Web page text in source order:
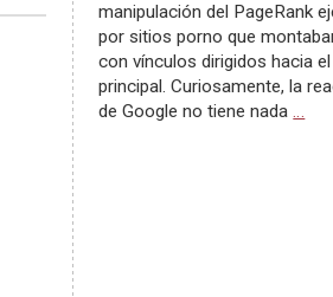
manipulación del PageRank
por sitios porno que
con vínculos dirigidos hacia
principal. Curiosamente, la
de Google no tiene nada…